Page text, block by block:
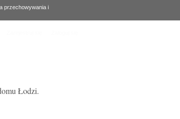
przechowywania i
Łodzi.